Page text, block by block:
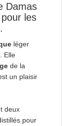
Damas
les
léger
. Elle
de la
un plaisir
deux
pour